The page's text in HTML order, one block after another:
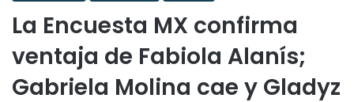
La Encuesta MX confirma
ventaja de Fabiola Alanís;
Gabriela Molina cae y Gladyz